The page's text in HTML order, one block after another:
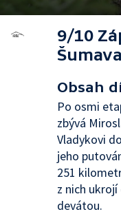
9/10
Šumava
Obsah
Po osmi
zbývá
Vladykovi
jeho
251
z nich
devátou.